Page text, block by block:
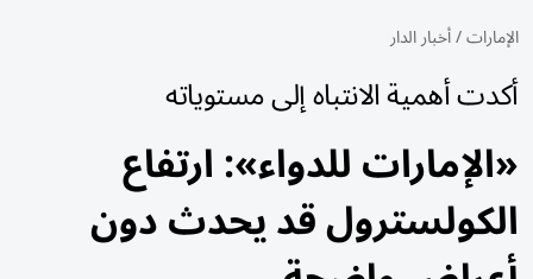
الإمارات/أخبار الدار
أكدت أهمية الانتباه إلى مستوياته
«الإمارات للدواء»: ارتفاع
الكولسترول قد يحدث دون